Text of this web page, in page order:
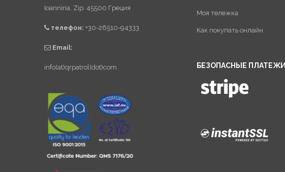
Ioannina, Zip: 45500 Греция
телефон: +30-26510-94333
Email:
info(at)qrpatrol(dot)com
Моя тележка
Как покупать онлайн
БЕЗОПАСНЫЕ ПЛАТЕЖИ